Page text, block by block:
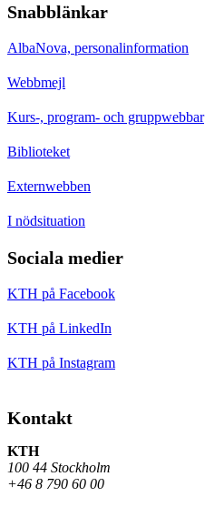
Snabblänkar
AlbaNova, personalinformation
Webbmejl
Kurs-, program- och gruppwebbar
Biblioteket
Externwebben
I nödsituation
Sociala medier
KTH på Facebook
KTH på LinkedIn
KTH på Instagram
Kontakt
KTH
100 44 Stockholm
+46 8 790 60 00